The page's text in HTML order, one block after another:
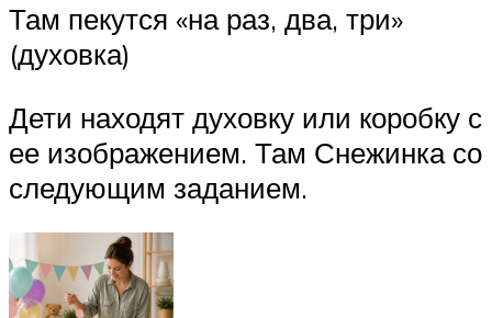
Там пекутся «на раз, два, три»
(духовка)
Дети находят духовку или коробку с
ее изображением. Там Снежинка со
следующим заданием.